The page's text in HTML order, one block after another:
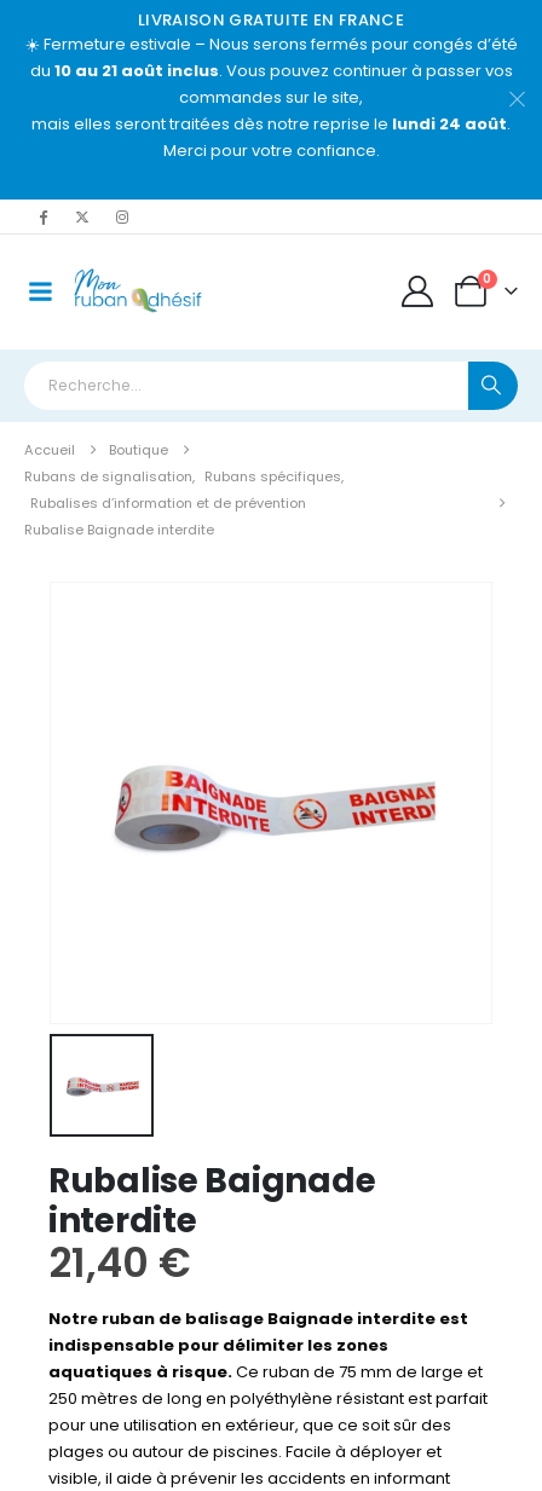
LIVRAISON GRATUITE EN FRANCE
☀️ Fermeture estivale – Nous serons fermés pour congés d’été
du 10 au 21 août inclus. Vous pouvez continuer à passer vos
commandes sur le site,
mais elles seront traitées dès notre reprise le lundi 24 août.
Merci pour votre confiance.
0
Accueil
Boutique
Rubans de signalisation, Rubans spécifiques,
Rubalises d’information et de prévention
Rubalise Baignade interdite
Rubalise Baignade
interdite
21,40 €
Notre ruban de balisage Baignade interdite est
indispensable pour délimiter les zones
aquatiques à risque.Ce ruban de 75 mm de large et
250 mètres de long en polyéthylène résistant est parfait
pour une utilisation en extérieur, que ce soit sûr des
plages ou autour de piscines. Facile à déployer et
visible, il aide à prévenir les accidents en informant